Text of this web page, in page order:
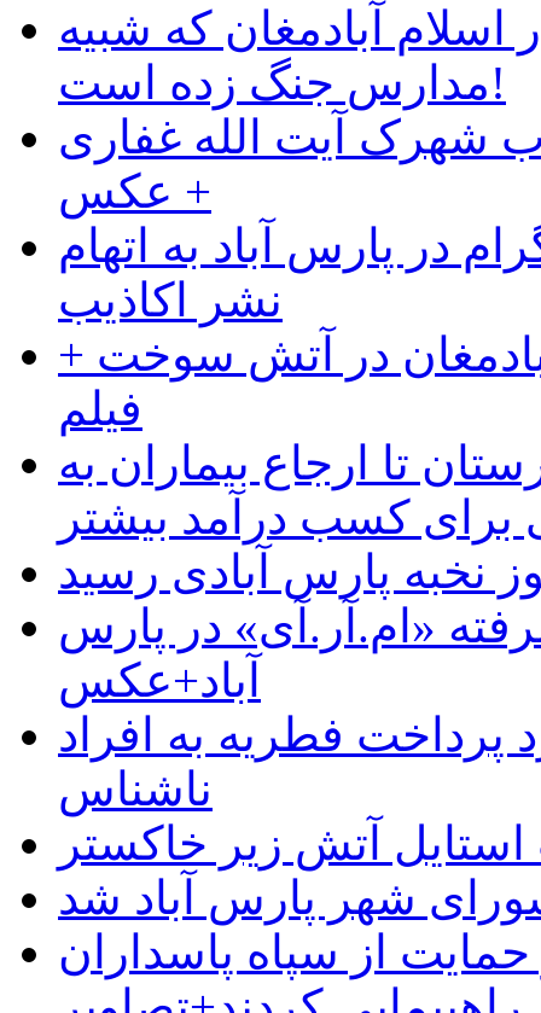
آبادمغان که شبیه
مدارس جنگ زده است!
شهرک آیت الله غفاری
+ عکس
در پارس آباد به اتهام
نشر اکاذیب
در آتش سوخت +
فیلم
تا ارجاع بیماران به
کسب درآمد بیشتر
نخبه پارس آبادی رسید
«ام.آر.آی» در پارس
آباد+عکس
پرداخت فطریه به افراد
ناشناس
آتش زیر خاکستر
شهر پارس آباد شد
از سپاه پاسداران